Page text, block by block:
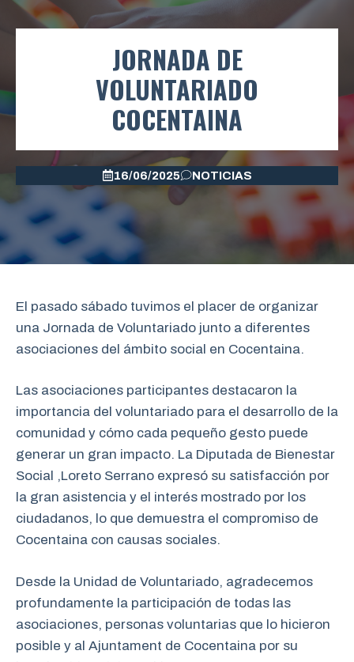
JORNADA DE
VOLUNTARIADO
COCENTAINA
16/06/2025 NOTICIAS
El pasado sábado tuvimos el placer de organizar
una Jornada de Voluntariado junto a diferentes
asociaciones del ámbito social en Cocentaina.
Las asociaciones participantes destacaron la
importancia del voluntariado para el desarrollo de la
comunidad y cómo cada pequeño gesto puede
generar un gran impacto. La Diputada de Bienestar
Social ,Loreto Serrano expresó su satisfacción por
la gran asistencia y el interés mostrado por los
ciudadanos, lo que demuestra el compromiso de
Cocentaina con causas sociales.
Desde la Unidad de Voluntariado, agradecemos
profundamente la participación de todas las
asociaciones, personas voluntarias que lo hicieron
posible y al Ajuntament de Cocentaina por su